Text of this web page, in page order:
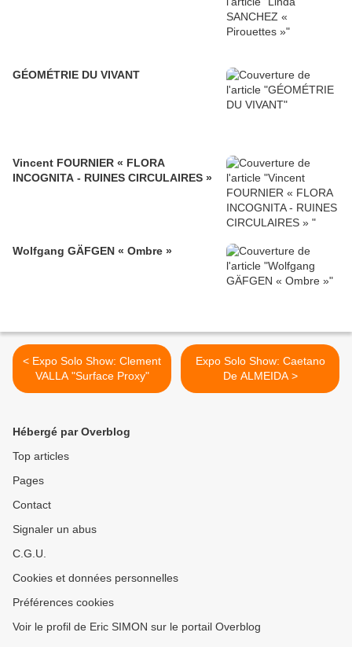
GÉOMÉTRIE DU VIVANT
Vincent FOURNIER « FLORA
INCOGNITA - RUINES CIRCULAIRES »
Wolfgang GÄFGEN « Ombre »
< Expo Solo Show: Clement
VALLA "Surface Proxy"
Expo Solo Show: Caetano
De ALMEIDA >
Hébergé par Overblog
Top articles
Pages
Contact
Signaler un abus
C.G.U.
Cookies et données personnelles
Préférences cookies
Voir le profil de Eric SIMON sur le portail Overblog